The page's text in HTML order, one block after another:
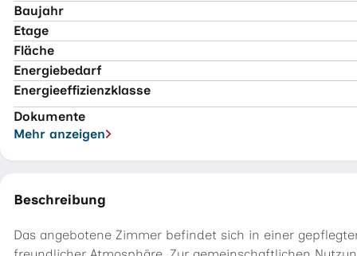
Baujahr
Etage
Fläche
Energiebedarf
Energieeffizienzklasse
Dokumente
Mehr anzeigen
Beschreibung
Das angebotene Zimmer befindet sich in einer